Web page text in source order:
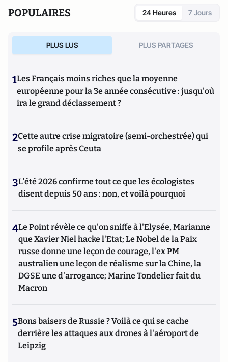
POPULAIRES 24 Heures 7 Jours
PLUS LUS PLUS PARTAGES
1Les Français moins riches que la moyenne
européenne pour la 3e année consécutive : jusqu'où
ira le grand déclassement ?
2Cette autre crise migratoire (semi-orchestrée) qui
se profile après Ceuta
3L’été 2026 confirme tout ce que les écologistes
disent depuis 50 ans : non, et voilà pourquoi
4Le Point révèle ce qu'on sniffe à l'Elysée, Marianne
que Xavier Niel hacke l'Etat; Le Nobel de la Paix
russe donne une leçon de courage, l'ex PM
australien une leçon de réalisme sur la Chine, la
DGSE une d'arrogance; Marine Tondelier fait du
Macron
5Bons baisers de Russie ? Voilà ce qui se cache
derrière les attaques aux drones à l'aéroport de
Leipzig